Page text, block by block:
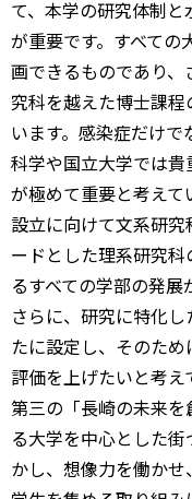
て、本学の研究体制
が重要です。すべて
画できるものであり
究科を越えた博士課
います。感染症だけ
科学や国立大学では
が極めて重要と考え
設立に向けて文系研
ードとした理系研究
るすべての学部の発展
さらに、研究に特化
たに設定し、そのた
評価を上げたいと考え
第三の「長崎の未来
る大学を中心とした
かし、想像力を働か